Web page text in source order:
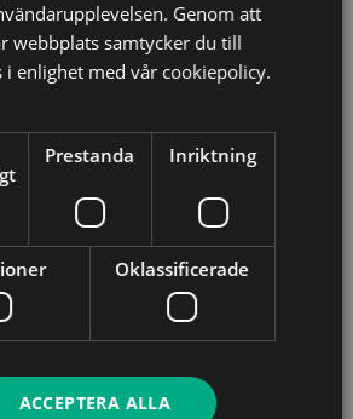
Genom att
webbplats samtycker du till
i enlighet med vår cookiepolicy.
Prestanda Inriktning
Oklassificerade
ACCEPTERA ALLA